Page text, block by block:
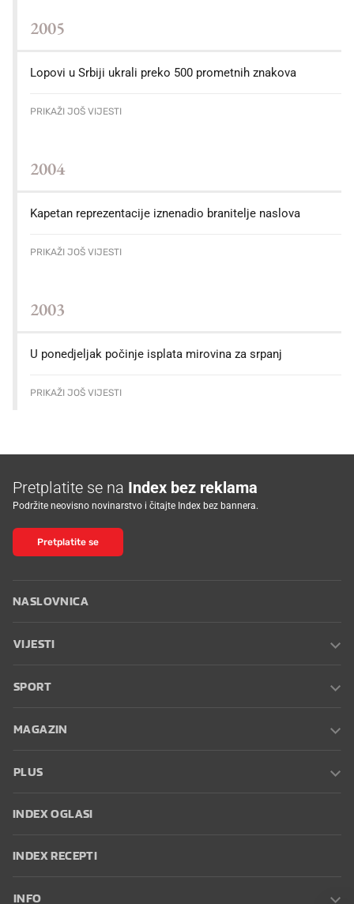
2005
Lopovi u Srbiji ukrali preko 500 prometnih znakova
PRIKAŽI JOŠ VIJESTI
2004
Kapetan reprezentacije iznenadio branitelje naslova
PRIKAŽI JOŠ VIJESTI
2003
U ponedjeljak počinje isplata mirovina za srpanj
PRIKAŽI JOŠ VIJESTI
Pretplatite se na Index bez reklama
Podržite neovisno novinarstvo i čitajte Index bez bannera.
Pretplatite se
NASLOVNICA
VIJESTI
SPORT
MAGAZIN
PLUS
INDEX OGLASI
INDEX RECEPTI
INFO